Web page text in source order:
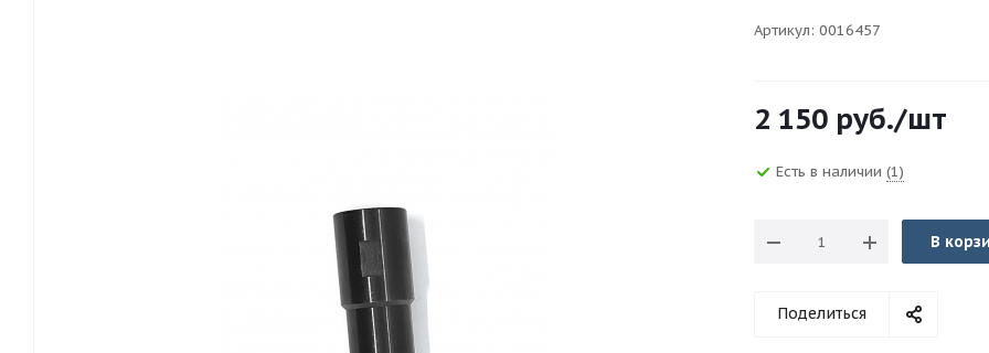
Артикул: 0016457
2 150 руб./шт
Есть в наличии (1)
В
Поделиться